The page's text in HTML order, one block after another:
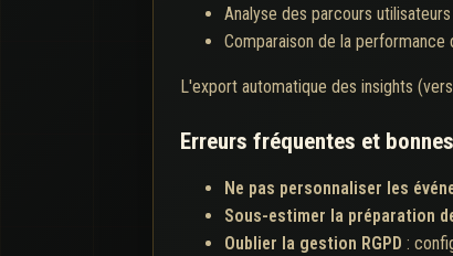
Analyse des parcours
Comparaison de la
L'export automatique des insights
Erreurs fréquentes et
Ne pas personnaliser les
Sous-estimer la préparation
Oublier la gestion RGPD :